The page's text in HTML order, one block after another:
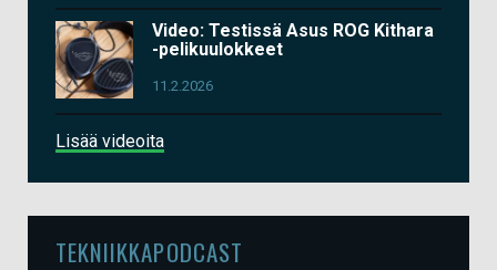
Video: Testissä Asus ROG Kithara
-pelikuulokkeet
11.2.2026
Lisää videoita
TEKNIIKKAPODCAST